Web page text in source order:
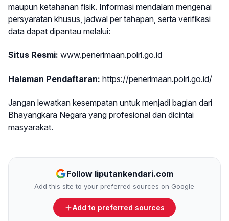
maupun ketahanan fisik. Informasi mendalam mengenai
persyaratan khusus, jadwal per tahapan, serta verifikasi
data dapat dipantau melalui:
Situs Resmi: www.penerimaan.polri.go.id
Halaman Pendaftaran: https://penerimaan.polri.go.id/
Jangan lewatkan kesempatan untuk menjadi bagian dari
Bhayangkara Negara yang profesional dan dicintai
masyarakat.
Follow liputankendari.com
Add this site to your preferred sources on Google
Add to preferred sources